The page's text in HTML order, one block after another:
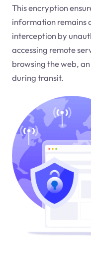
This encryption
information remains
interception by
accessing remote
browsing the web,
during transit.